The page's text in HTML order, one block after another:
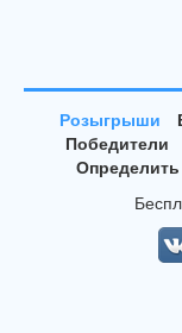
Розыгрыши
Победители